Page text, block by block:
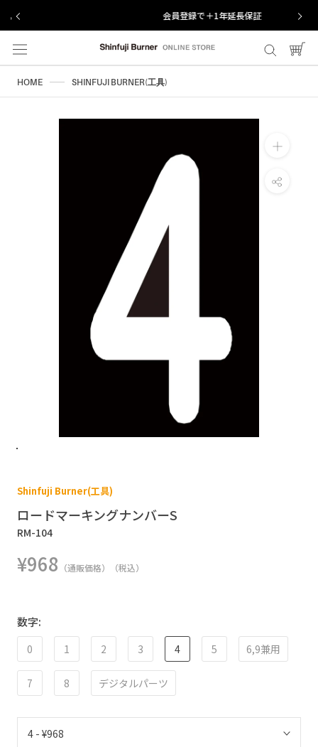
し
コ
会員登録で＋1年延長保証
HOME SHINFUJI BURNER(工具)
Shinfuji Burner(工具)
ロードマーキングナンバーS
RM-104
¥968 （通販価格）（税込）
数字:
0 1 2 3 4 5 6,9兼用
7 8 デジタルパーツ